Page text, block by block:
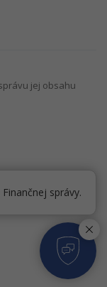
jej obsahu
správy.